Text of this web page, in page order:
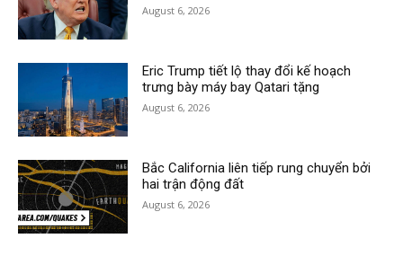
August 6, 2026
Eric Trump tiết lộ thay đổi kế hoạch
trưng bày máy bay Qatari tặng
August 6, 2026
Bắc California liên tiếp rung chuyển bởi
hai trận động đất
August 6, 2026